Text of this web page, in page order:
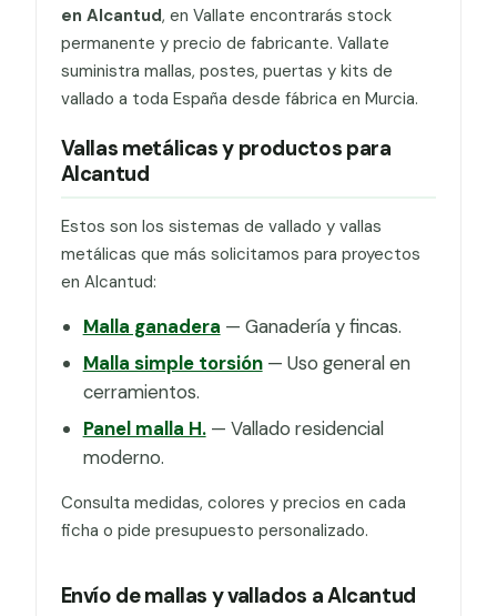
en Alcantud, en Vallate encontrarás stock
permanente y precio de fabricante. Vallate
suministra mallas, postes, puertas y kits de
vallado a toda España desde fábrica en Murcia.
Vallas metálicas y productos para
Alcantud
Estos son los sistemas de vallado y vallas
metálicas que más solicitamos para proyectos
en Alcantud:
Malla ganadera — Ganadería y fincas.
Malla simple torsión— Uso general en
cerramientos.
Panel malla H.— Vallado residencial
moderno.
Consulta medidas, colores y precios en cada
ficha o pide presupuesto personalizado.
Envío de mallas y vallados a Alcantud